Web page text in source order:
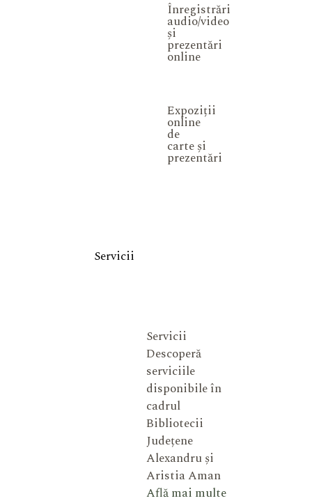
Înregistrări
audio/video
și
prezentări
online
Expoziții
online
de
carte și
prezentări
Servicii
Servicii
Descoperă
serviciile
disponibile în
cadrul
Bibliotecii
Județene
Alexandru și
Aristia Aman
Află mai multe